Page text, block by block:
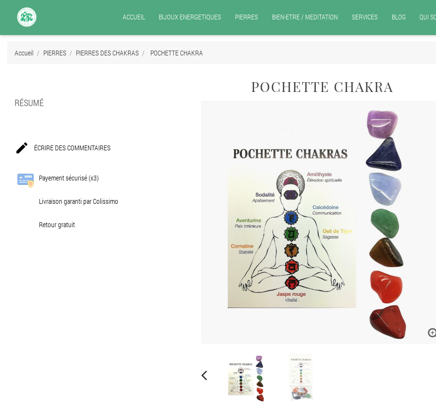
ACCUEIL BIJOUX ENERGETIQUES PIERRES BIEN-ETRE / MEDITATION SERVICES BLOG QUI
Accueil PIERRES PIERRES DES CHAKRAS POCHETTE CHAKRA
RÉSUMÉ
 ÉCRIRE DES COMMENTAIRES
Payement sécurisé (x3)
Livraison garanti par Colissimo
Retour gratuit
POCHETTE CHAKRA